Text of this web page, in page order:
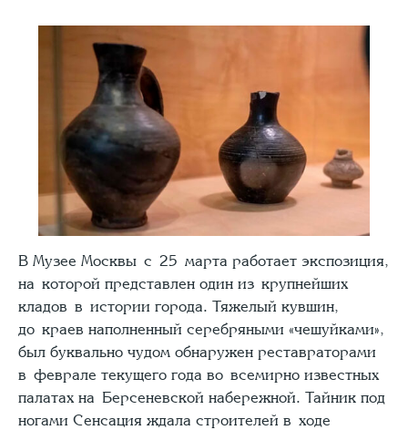
В Музее Москвы с 25 марта работает экспозиция,
на которой представлен один из крупнейших
кладов в истории города. Тяжелый кувшин,
до краев наполненный серебряными «чешуйками»,
был буквально чудом обнаружен реставраторами
в феврале текущего года во всемирно известных
палатах на Берсеневской набережной. Тайник под
ногами Сенсация ждала строителей в ходе